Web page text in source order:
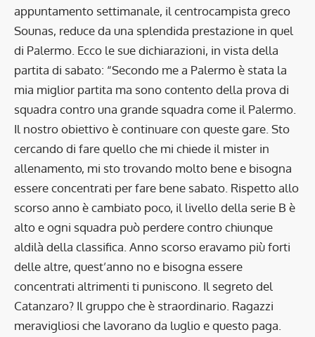
appuntamento settimanale, il centrocampista greco
Sounas, reduce da una splendida prestazione in quel
di Palermo. Ecco le sue dichiarazioni, in vista della
partita di sabato: “Secondo me a Palermo è stata la
mia miglior partita ma sono contento della prova di
squadra contro una grande squadra come il Palermo.
Il nostro obiettivo è continuare con queste gare. Sto
cercando di fare quello che mi chiede il mister in
allenamento, mi sto trovando molto bene e bisogna
essere concentrati per fare bene sabato. Rispetto allo
scorso anno è cambiato poco, il livello della serie B è
alto e ogni squadra può perdere contro chiunque
aldilà della classifica. Anno scorso eravamo più forti
delle altre, quest’anno no e bisogna essere
concentrati altrimenti ti puniscono. Il segreto del
Catanzaro? Il gruppo che è straordinario. Ragazzi
meravigliosi che lavorano da luglio e questo paga.